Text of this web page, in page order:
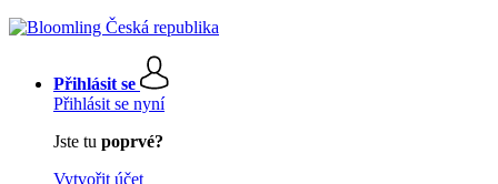
Přihlásit se
Přihlásit se nyní
Jste tu poprvé?
Vytvořit účet